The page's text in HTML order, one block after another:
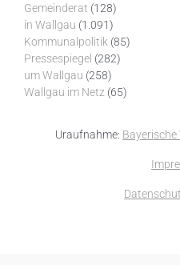
Gemeinderat (128)
in Wallgau (1.091)
Kommunalpolitik (85)
Pressespiegel (282)
um Wallgau (258)
Wallgau im Netz (65)
Uraufnahme: